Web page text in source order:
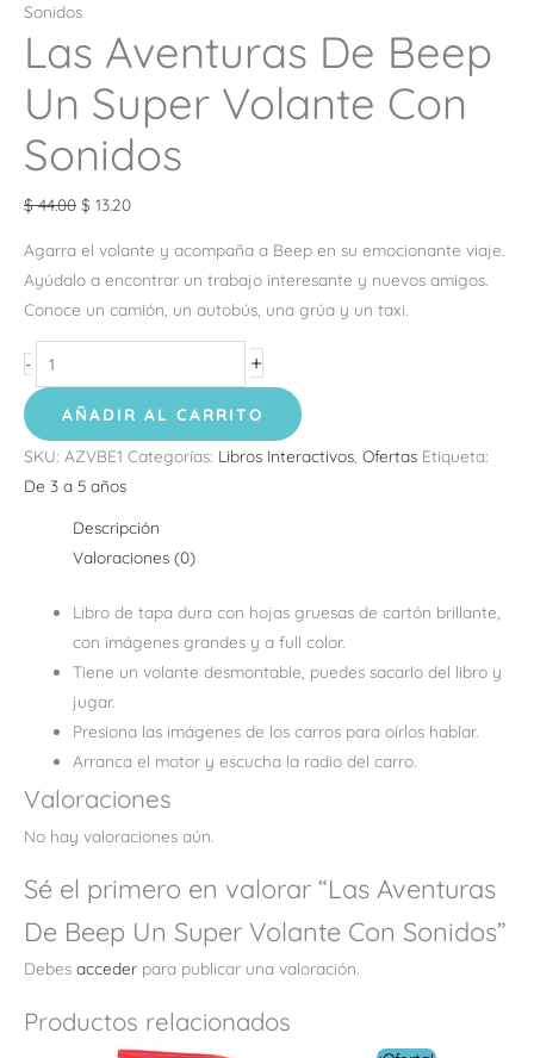
Sonidos
Las Aventuras De Beep
Un Super Volante Con
Sonidos
$44.00 $ 13.20
Agarra el volante y acompaña a Beep en su emocionante viaje.
Ayúdalo a encontrar un trabajo interesante y nuevos amigos.
Conoce un camión, un autobús, una grúa y un taxi.
- +
AÑADIR AL CARRITO
SKU: AZVBE1 Categorías: Libros Interactivos, Ofertas Etiqueta:
De 3 a 5 años
Descripción
Valoraciones (0)
Libro de tapa dura con hojas gruesas de cartón brillante,
con imágenes grandes y a full color.
Tiene un volante desmontable, puedes sacarlo del libro y
jugar.
Presiona las imágenes de los carros para oírlos hablar.
Arranca el motor y escucha la radio del carro.
Valoraciones
No hay valoraciones aún.
Sé el primero en valorar “Las Aventuras
De Beep Un Super Volante Con Sonidos”
Debes acceder para publicar una valoración.
Productos relacionados